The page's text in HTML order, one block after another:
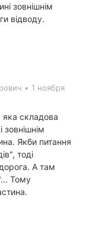
зовнішнім
відводу.
• 1 ноября
складова
Якби питання
тоді
А там
Тому